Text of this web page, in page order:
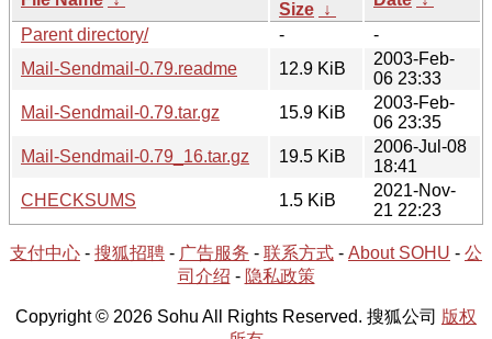
Size ↓
Parent directory/
-
-
Mail-Sendmail-0.79.readme
12.9 KiB
2003-Feb-
06 23:33
Mail-Sendmail-0.79.tar.gz
15.9 KiB
2003-Feb-
06 23:35
Mail-Sendmail-0.79_16.tar.gz
19.5 KiB
2006-Jul-08
18:41
CHECKSUMS
1.5 KiB
2021-Nov-
21 22:23
支付中心 - 搜狐招聘 - 广告服务 - 联系方式 - About SOHU - 公
司介绍 - 隐私政策
Copyright © 2026 Sohu All Rights Reserved. 搜狐公司 版权